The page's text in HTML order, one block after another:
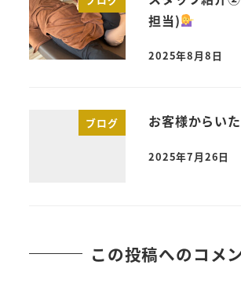
担当)
2025年8月8日
ブログ お客様からい
2025年7月26日
この投稿へのコメ